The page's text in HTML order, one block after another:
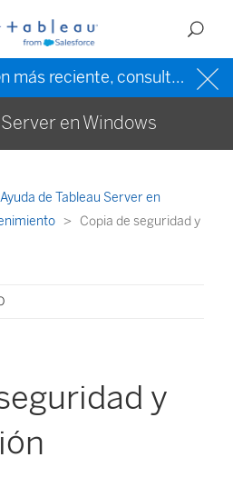
Para ver la información más reciente, consulte la
en Windows
Ayuda de Tableau Server en
Copia de seguridad y
y